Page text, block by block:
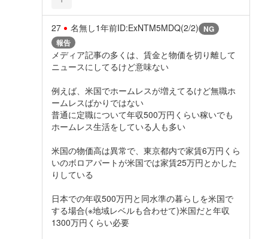
27 名無し1年前ID:ExNTM5MDQ(2/2) NG
報告
メディア記事の多くは、賃金と物価を切り離して
ニュースにしてるけど意味ない
例えば、米国でホームレスが増えてるけど無職ホ
ームレスばかりではない
普通に定職について年収500万円くらい稼いでも
ホームレス生活をしている人も多い
米国の物価高は異常で、東京都内で家賃6万円くら
いのボロアパートが米国では家賃25万円とかした
りしている
日本での年収500万円と同水準の暮らしを米国で
する場合(※地域レベルも合わせて)米国だと年収
1300万円くらい必要